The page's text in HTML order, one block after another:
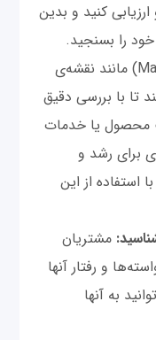
کنید و بدین
را بسنجید.
(Market Analysis) مانند نقشه‌ی
تا با بررسی دقیق
محصول یا خدمات
برای رشد و
استفاده از این
مشتریان
و رفتار آنها
به آنها